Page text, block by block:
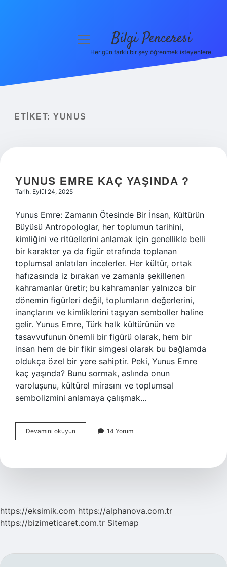
Yasal Uyarı
menüyü
Bilgi Penceresi
Her gün farklı bir şey öğrenmek isteyenlere.
ETIKET: YUNUS
YUNUS EMRE KAÇ YAŞINDA ?
Tarih: Eylül 24, 2025
Yunus Emre: Zamanın Ötesinde Bir İnsan, Kültürün
Büyüsü Antropologlar, her toplumun tarihini,
kimliğini ve ritüellerini anlamak için genellikle belli
bir karakter ya da figür etrafında toplanan
toplumsal anlatıları incelerler. Her kültür, ortak
hafızasında iz bırakan ve zamanla şekillenen
kahramanlar üretir; bu kahramanlar yalnızca bir
dönemin figürleri değil, toplumların değerlerini,
inançlarını ve kimliklerini taşıyan semboller haline
gelir. Yunus Emre, Türk halk kültürünün ve
tasavvufunun önemli bir figürü olarak, hem bir
insan hem de bir fikir simgesi olarak bu bağlamda
oldukça özel bir yere sahiptir. Peki, Yunus Emre
kaç yaşında? Bunu sormak, aslında onun
varoluşunu, kültürel mirasını ve toplumsal
sembolizmini anlamaya çalışmak…
Devamını okuyun
Emre
?
14 Yorum
https://eksimik.com https://alphanova.com.tr
https://bizimeticaret.com.tr Sitemap